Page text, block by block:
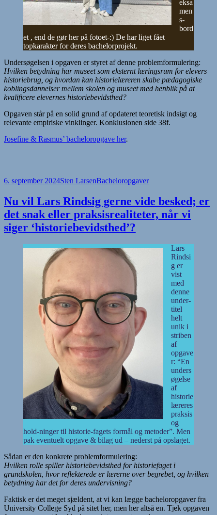
eksa
men
s-
bord
et , end de gør her på fotoet-:) De har liget fået
topkarakter for deres bachelorprojekt.
Undersøgelsen i opgaven er styret af denne problemformulering:
Hvilken betydning har museet som eksternt læringsrum for elevers
historiebrug, og hvordan kan historielæreren skabe pædagogiske
koblingsdannelser mellem skolen og museet med henblik på at
kvalificere elevernes historiebevidsthed?
Opgaven står på en solid grund af opdateret teoretisk indsigt og
relevante empiriske vinklinger. Konklusionen side 38f.
Josefine & Rasmus’ bacheloropgave her.
Udgivet
6. september 2024Forfatter
Sten LarsenKategorier
Bacheloropgaver
Nu vil Lars Rindsig gerne vide besked; er
det snak eller praksisrealiteter, når vi
siger ‘historiebevidsthed’?
Lars
Rindsi
g er
vist
med
denne
under-
titel
helt
unik i
striben
af
opgave
r: “En
unders
øgelse
af
historie
læreres
praksis
og
hold-ninger til historie-fagets formål og metoder”. Men
pak eventuelt opgave & bilag ud – nederst på opslaget.
Sådan er den konkrete problemformulering:
Hvilken rolle spiller historiebevidsthed for historiefaget i
grundskolen, hvor reflekterede er lærerne over begrebet, og hvilken
betydning har det for deres undervisning?
Faktisk er det meget sjældent, at vi kan lægge bacheloropgaver fra
University College Syd på sitet her, men her altså en. Tjek opgaven